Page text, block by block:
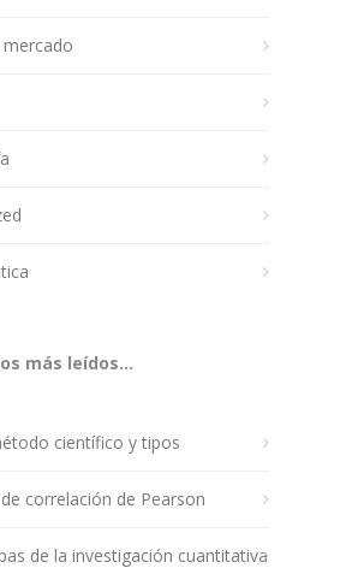
más leídos...
científico y tipos
correlación de Pearson
de la investigación cuantitativa